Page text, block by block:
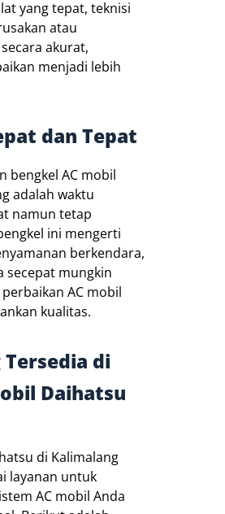
yang tepat, teknisi
atau
akurat,
menjadi lebih
dan Tepat
bengkel AC mobil
adalah waktu
namun tetap
ini mengerti
berkendara,
secepat mungkin
AC mobil
kualitas.
di
Daihatsu
di Kalimalang
layanan untuk
AC mobil Anda